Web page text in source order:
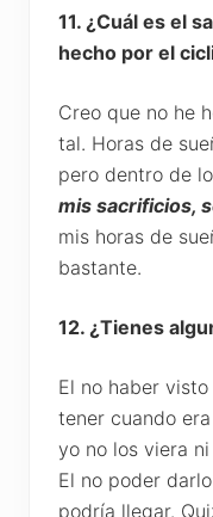
11. ¿Cuál es el
hecho por el
Creo que no he
tal. Horas de
pero dentro de
mis sacrificios,
mis horas de
bastante.
12. ¿Tienes
El no haber
tener cuando
yo no los viera
El no poder
podría llegar.